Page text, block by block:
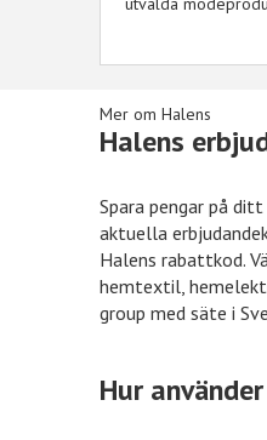
Mer om Halens
Halens
Spara pengar på
aktuella
Halens rabattkod.
hemtextil,
group med säte i
Hur
50kr